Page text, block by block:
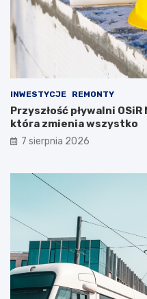
INWESTYCJE REMONTY
Przyszłość pływalni
która zmienia wszystko
7 sierpnia 2026